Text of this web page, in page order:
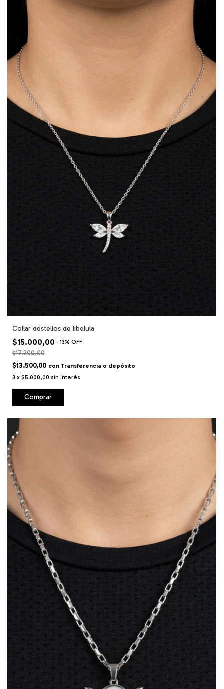
Collar destellos de libelula
$15.000,00 -13% OFF
$17.200,00
$13.500,00 con Transferencia o depósito
3 x $5.000,00 sin interés
Comprar